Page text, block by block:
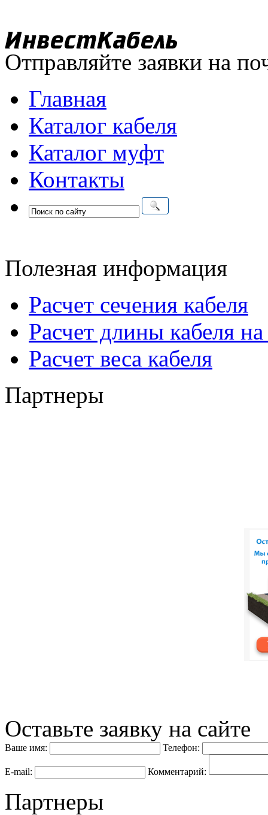
Отправляйте заявки на
Главная
Каталог кабеля
Каталог муфт
Контакты
Полезная информация
Расчет сечения кабеля
Расчет длины кабеля
Расчет веса кабеля
Партнеры
Оставьте заявку на сайте
Ваше имя: Телефон:
E-mail: Комментарий:
Партнеры